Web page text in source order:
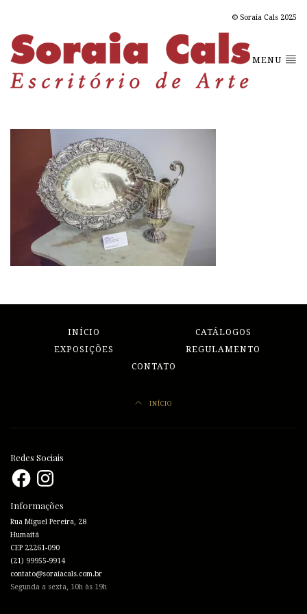
© Soraia Cals 2025
MENU
INÍCIO
CATÁLOGOS
EXPOSIÇÕES
REGULAMENTO
CONTATO
INÍCIO
Redes Sociais
FacebookInstagram
Informações
Rua Miguel Pereira, 28
Humaitá
CEP 22261-090
(21) 99955-9914
contato@soraiacals.com.br
Segunda a sexta, 10h às 19h